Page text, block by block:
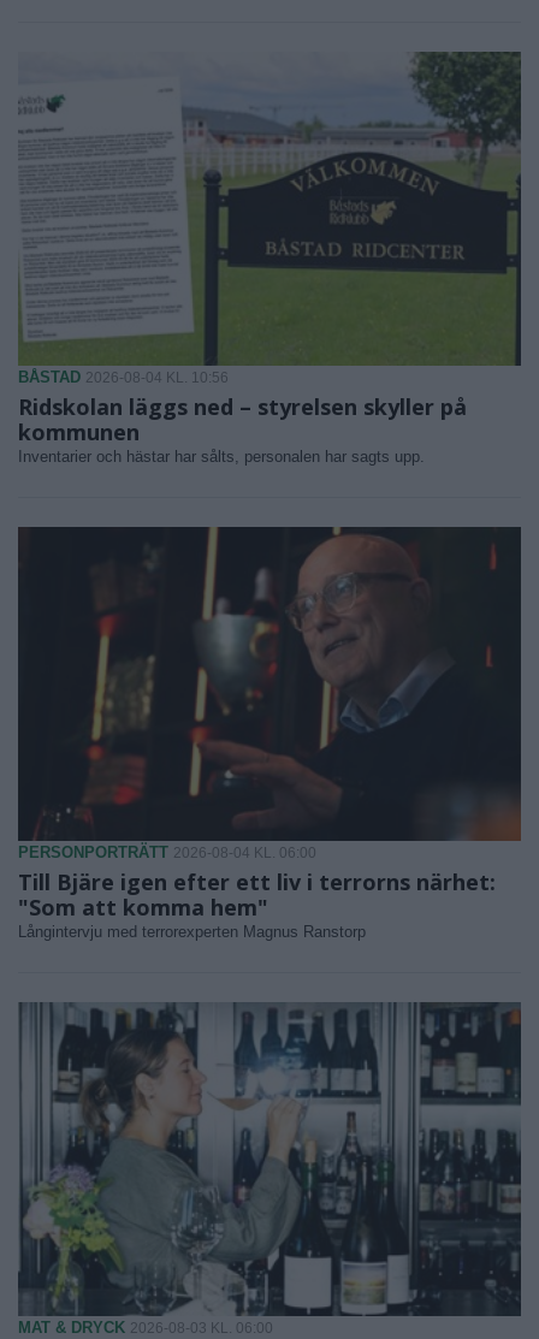
BÅSTAD 2026-08-04 KL. 10:56
Ridskolan läggs ned – styrelsen skyller på
kommunen
Inventarier och hästar har sålts, personalen har sagts upp.
PERSONPORTRÄTT 2026-08-04 KL. 06:00
Till Bjäre igen efter ett liv i terrorns närhet:
"Som att komma hem"
Långintervju med terrorexperten Magnus Ranstorp
MAT & DRYCK 2026-08-03 KL. 06:00